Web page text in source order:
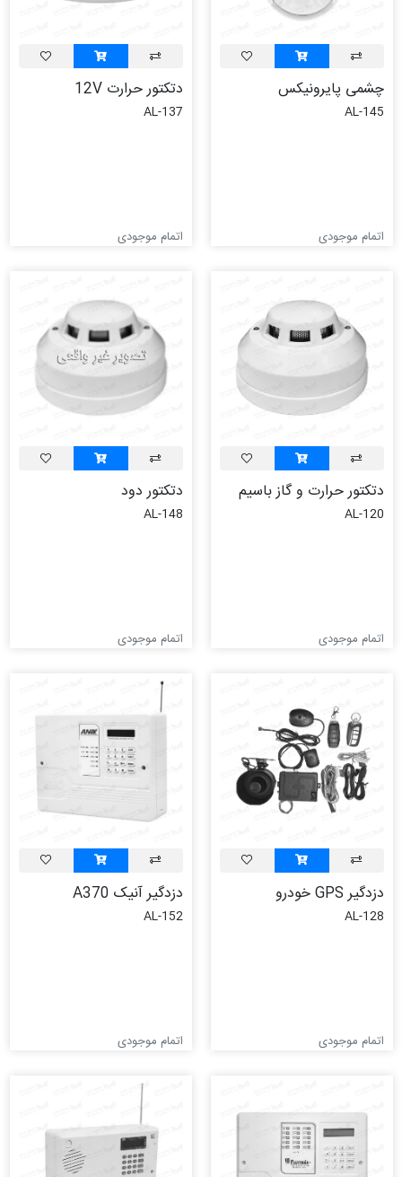
چشمی پایرونیکس
AL-145
اتمام موجودی
دتکتور حرارت 12V
AL-137
اتمام موجودی
دتکتور حرارت و گاز باسیم
AL-120
اتمام موجودی
دتکتور دود
AL-148
اتمام موجودی
دزدگیر GPS خودرو
AL-128
اتمام موجودی
دزدگیر آنیک A370
AL-152
اتمام موجودی